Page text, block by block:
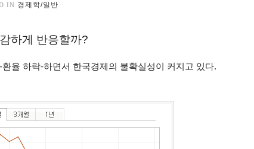
IN 경제학/일반
하게 반응할까?
율 하락-하면서 한국경제의 불확실성이 커지고 있다.